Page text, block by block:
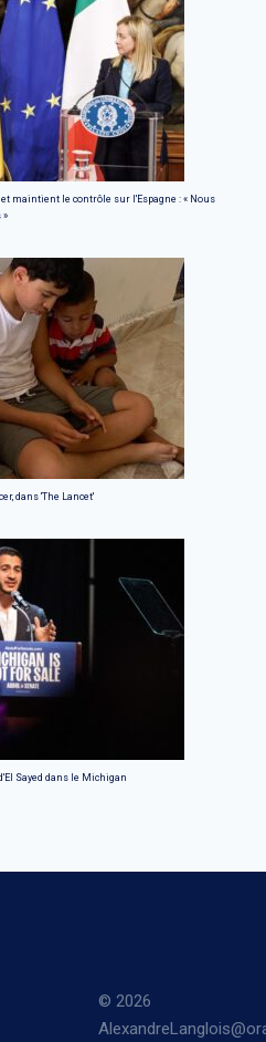
maintient le contrôle sur l'Espagne : « Nous
»
dans 'The Lancet'
Sayed dans le Michigan
© 2026